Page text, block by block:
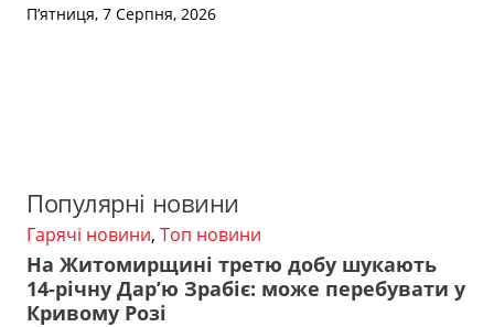
П’ятниця, 7 Серпня, 2026
Популярні новини
Гарячі новини, Топ новини
На Житомирщині третю добу шукають
14-річну Дар’ю Зрабіє: може перебувати у
Кривому Розі